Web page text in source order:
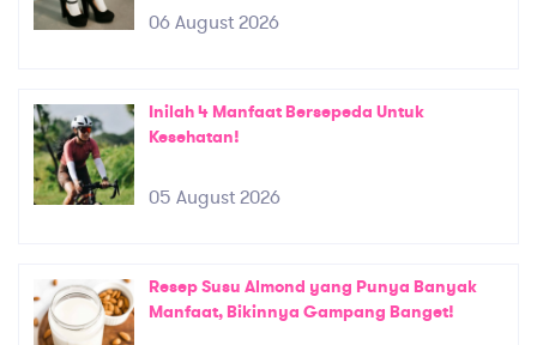
06 August 2026
Inilah 4 Manfaat Bersepeda Untuk
Kesehatan!
05 August 2026
Resep Susu Almond yang Punya Banyak
Manfaat, Bikinnya Gampang Banget!